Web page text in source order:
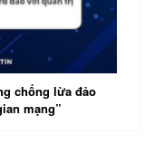
chống lừa đảo
mạng”